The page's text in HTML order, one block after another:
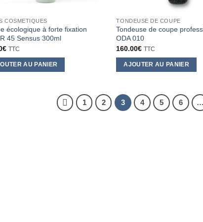
du
produit
COSMETIQUES
écologique à forte fixation
45 Sensus 300ml
€ TTC
AU PANIER
TONDEUSE DE COUPE
Tondeuse de coupe
ODA 010
160.00€ TTC
AJOUTER AU PANIER
1 2 3 4 5 6 …